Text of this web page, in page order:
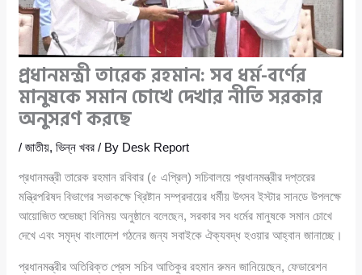
প্রধানমন্ত্রী তারেক রহমান: সব ধর্ম-বর্ণের
মানুষকে সমান চোখে দেখার নীতি সরকার
অনুসরণ করছে
/জাতীয়,ভিন্ন খবর / By Desk Report
প্রধানমন্ত্রী তারেক রহমান রবিবার (৫ এপ্রিল) সচিবালয়ে প্রধানমন্ত্রীর দপ্তরের
মন্ত্রিপরিষদ বিভাগের সভাকক্ষে খ্রিষ্টান সম্প্রদায়ের ধর্মীয় উৎসব ইস্টার সানডে উপলক্ষে
আয়োজিত শুভেচ্ছা বিনিময় অনুষ্ঠানে বলেছেন, সরকার সব ধর্মের মানুষকে সমান চোখে
দেখে এবং সমৃদ্ধ বাংলাদেশ গঠনের জন্য সবাইকে ঐক্যবদ্ধ হওয়ার আহ্বান জানাচ্ছে।
প্রধানমন্ত্রীর অতিরিক্ত প্রেস সচিব আতিকুর রহমান রুমন জানিয়েছেন, ফেডারেশন